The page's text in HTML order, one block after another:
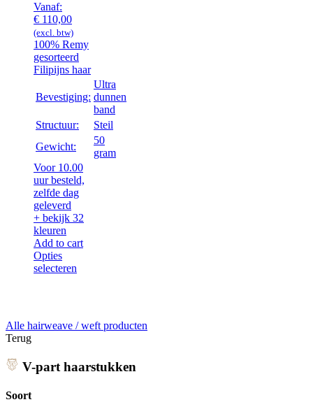
Vanaf:
€ 110,00
(excl. btw)
100% Remy
gesorteerd
Filipijns haar
Bevestiging:
Ultra
dunnen
band
Structuur:
Steil
Gewicht:
50
gram
Voor 10.00
uur besteld,
zelfde dag
geleverd
+ bekijk 32
kleuren
Add to cart
Opties
selecteren
Alle hairweave / weft producten
Terug
V-part haarstukken
Soort